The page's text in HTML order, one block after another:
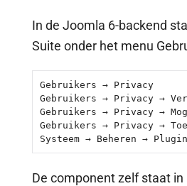
In de Joomla 6-backend
Suite onder het menu
Gebruikers → Privacy
Gebruikers → Privacy →
Gebruikers → Privacy →
Gebruikers → Privacy →
Systeem → Beheren →
De component zelf staat in